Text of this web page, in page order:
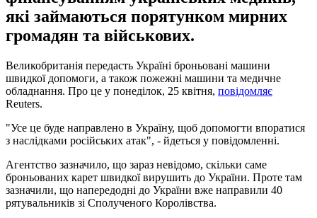
які займаються порятунком мирних
громадян та військових.
Великобританія передасть Україні броньовані машини
швидкої допомоги, а також пожежні машини та медичне
обладнання. Про це у понеділок, 25 квітня, повідомляє
Reuters.
"Усе це буде направлено в Україну, щоб допомогти впоратися
з наслідками російських атак", - йдеться у повідомленні.
Агентство зазначило, що зараз невідомо, скільки саме
броньованих карет швидкої вирушить до України. Проте там
зазначили, що напередодні до України вже направили 40
рятувальників зі Сполученого Королівства.